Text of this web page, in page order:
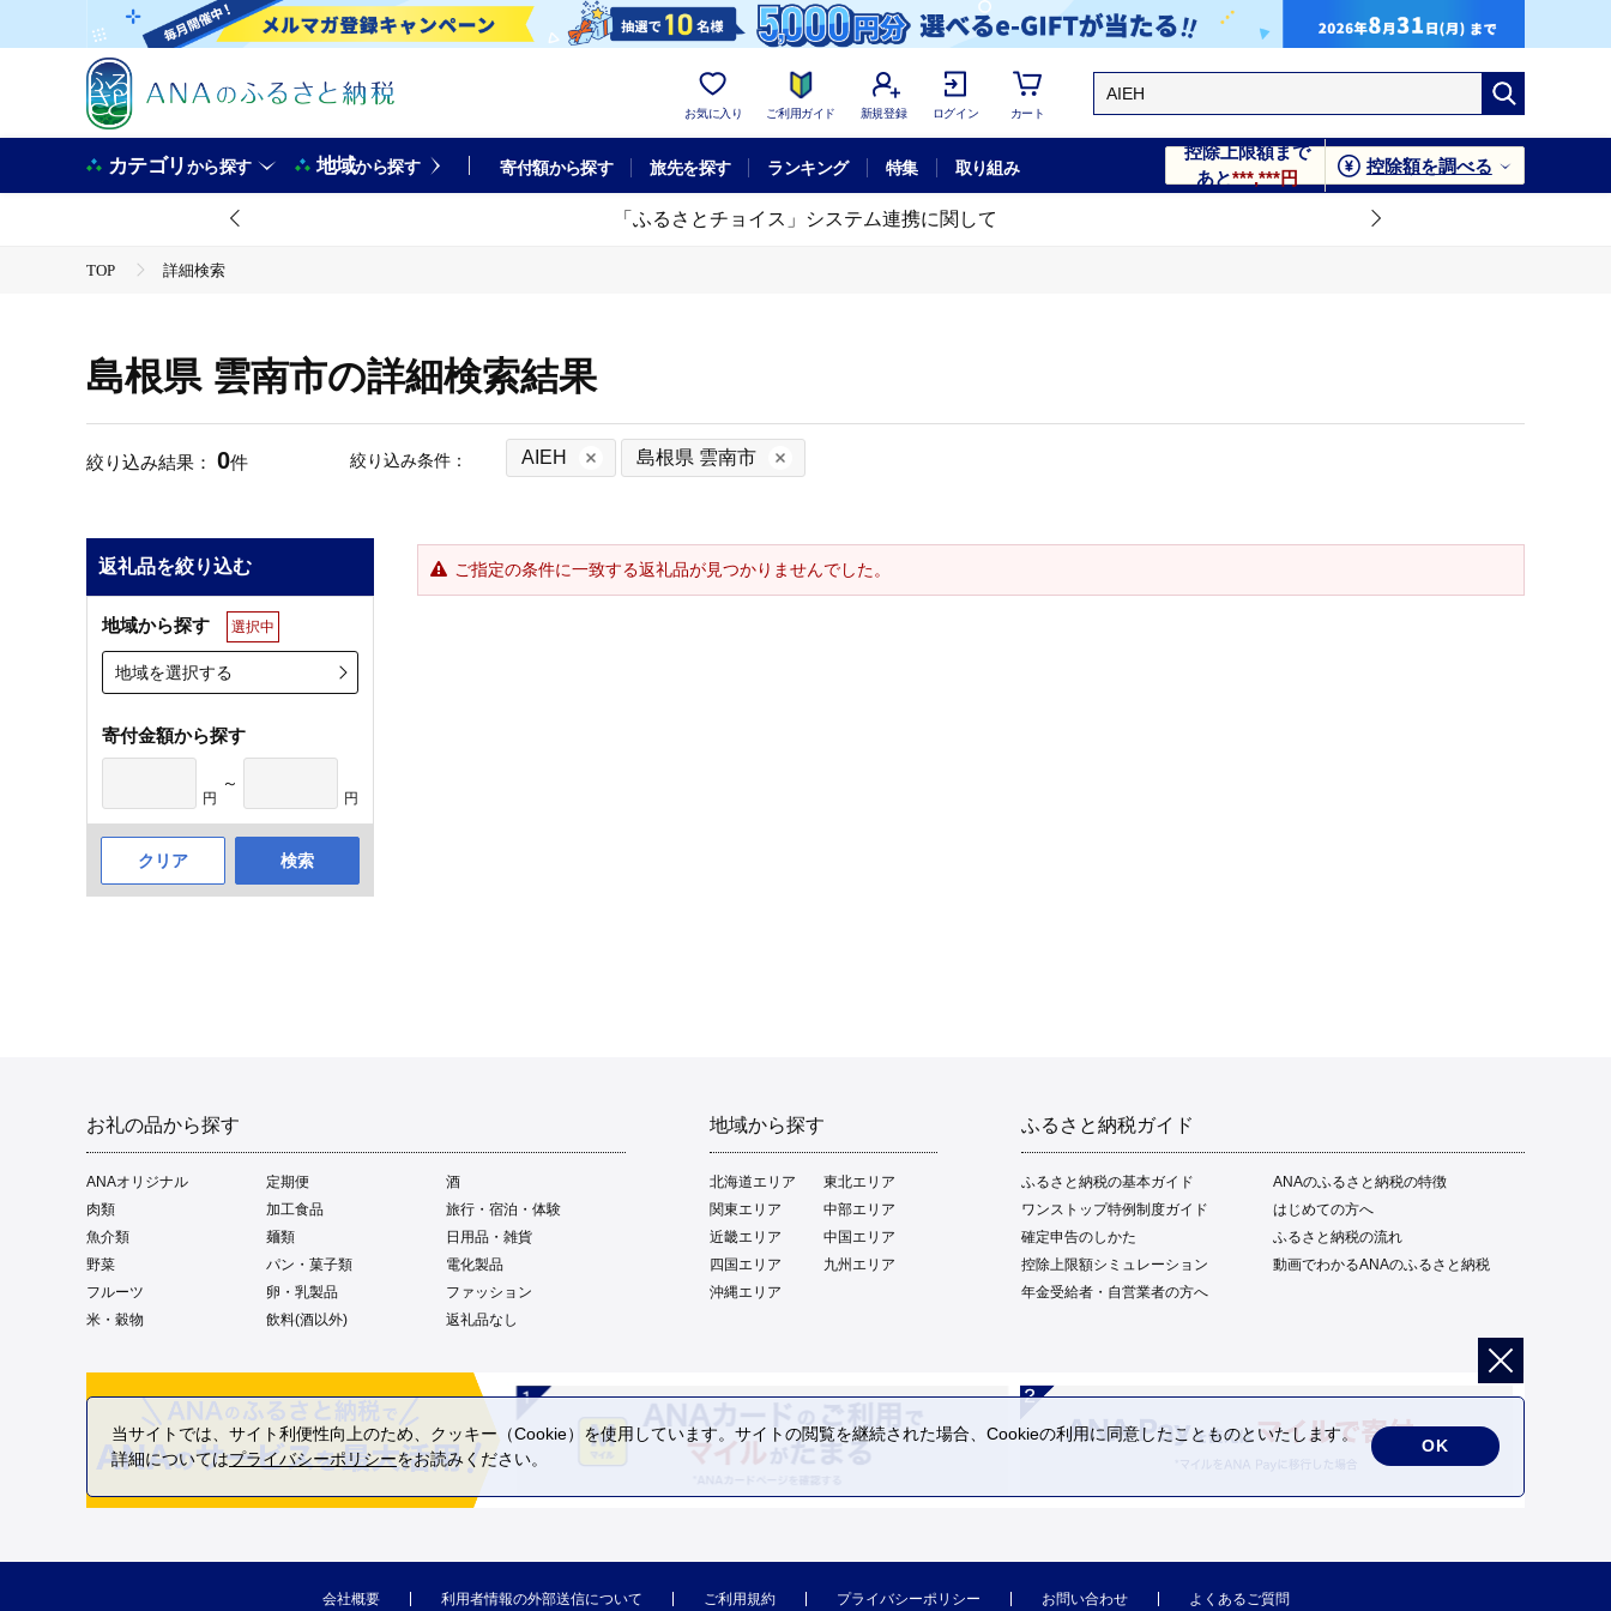
お気に入り ご利用ガイド 新規登録 ログイン カート
カテゴリから探す 地域から探す 寄付額から探す 旅先を探す ランキング 特集 取り組み
控除上限額まで
あと***,***円
控除額を調べる
「ふるさとチョイス」システム連携に関して
TOP 詳細検索
島根県 雲南市の詳細検索結果
絞り込み結果： 0件 絞り込み条件： AIEH 島根県 雲南市
返礼品を絞り込む
地域から探す 選択中
地域を選択する
寄付金額から探す
円
～
円
クリア 検索
ご指定の条件に一致する返礼品が見つかりませんでした。
お礼の品から探す
ANAオリジナル 定期便
酒
肉類
加工食品
旅行・宿泊・体験
魚介類
麺類
日用品・雑貨
野菜
パン・菓子類
電化製品
フルーツ
卵・乳製品
ファッション
米・穀物
飲料(酒以外) 返礼品なし
地域から探す
北海道エリア
東北エリア
関東エリア
中部エリア
近畿エリア
中国エリア
四国エリア
九州エリア
沖縄エリア
ふるさと納税ガイド
ふるさと納税の基本ガイド
ANAのふるさと納税の特徴
ワンストップ特例制度ガイド
はじめての方へ
確定申告のしかた
ふるさと納税の流れ
控除上限額シミュレーション
動画でわかるANAのふるさと納税
年金受給者・自営業者の方へ
会社概要 利用者情報の外部送信について ご利用規約 プライバシーポリシー お問い合わせ よくあるご質問
当サイトでは、サイト利便性向上のため、クッキー（Cookie）を使用しています。サイトの閲覧を継続された場合、Cookieの利用に同意したことものといたします。
詳細についてはプライバシーポリシーをお読みください。
OK